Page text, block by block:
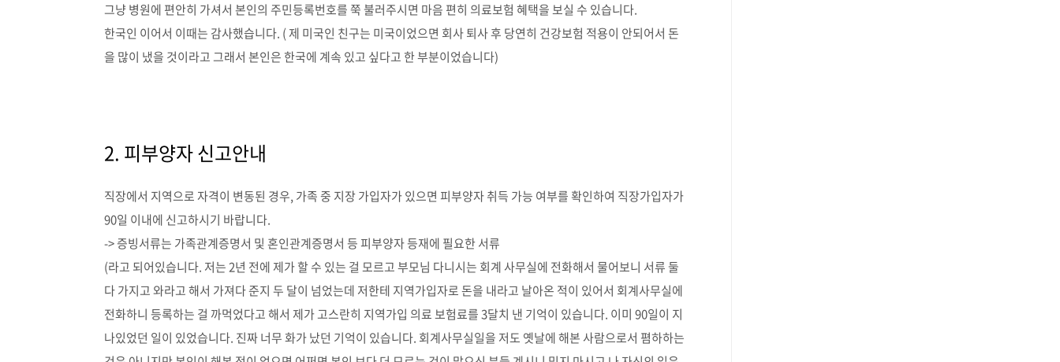
그냥 병원에 편안히 가셔서 본인의 주민등록번호를 쭉 불러주시면 마음 편히 의료보험 혜택을 보실 수 있습니다.
한국인 이어서 이때는 감사했습니다. ( 제 미국인 친구는 미국이었으면 회사 퇴사 후 당연히 건강보험 적용이 안되어서 돈
을 많이 냈을 것이라고 그래서 본인은 한국에 계속 있고 싶다고 한 부분이었습니다)
2. 피부양자 신고안내
직장에서 지역으로 자격이 변동된 경우, 가족 중 지장 가입자가 있으면 피부양자 취득 가능 여부를 확인하여 직장가입자가
90일 이내에 신고하시기 바랍니다.
-> 증빙서류는 가족관계증명서 및 혼인관계증명서 등 피부양자 등재에 필요한 서류
(라고 되어있습니다. 저는 2년 전에 제가 할 수 있는 걸 모르고 부모님 다니시는 회계 사무실에 전화해서 물어보니 서류 둘
다 가지고 와라고 해서 가져다 준지 두 달이 넘었는데 저한테 지역가입자로 돈을 내라고 날아온 적이 있어서 회계사무실에
전화하니 등록하는 걸 까먹었다고 해서 제가 고스란히 지역가입 의료 보험료를 3달치 낸 기억이 있습니다. 이미 90일이 지
나있었던 일이 있었습니다. 진짜 너무 화가 났던 기억이 있습니다. 회계사무실일을 저도 옛날에 해본 사람으로서 폄하하는